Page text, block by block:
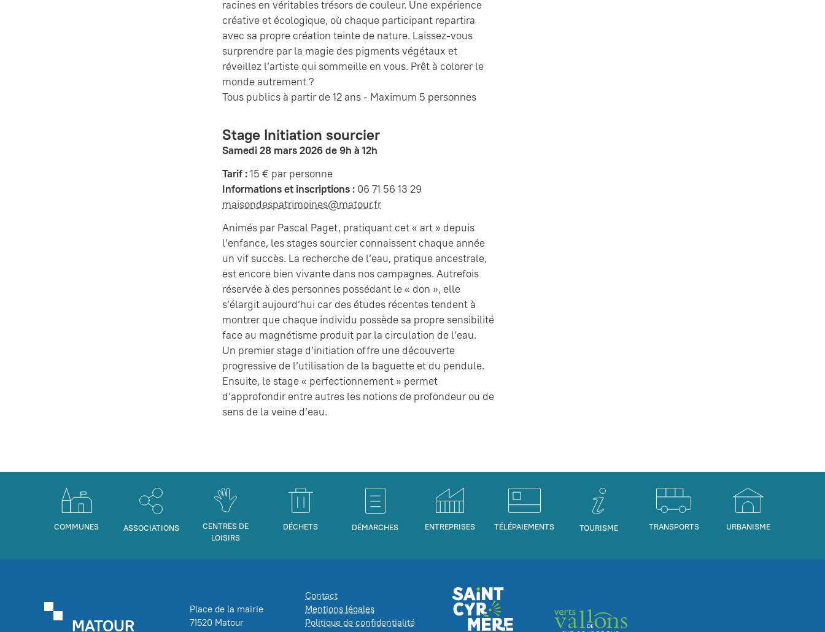
racines en véritables trésors de couleur. Une expérience
créative et écologique, où chaque participant repartira
avec sa propre création teinte de nature. Laissez-vous
surprendre par la magie des pigments végétaux et
réveillez l’artiste qui sommeille en vous. Prêt à colorer le
monde autrement ?
Tous publics à partir de 12 ans - Maximum 5 personnes
Stage Initiation sourcier
Samedi 28 mars 2026 de 9h à 12h
Tarif :15 € par personne
Informations et inscriptions : 06 71 56 13 29
maisondespatrimoines@matour.fr
Animés par Pascal Paget, pratiquant cet « art » depuis
l’enfance, les stages sourcier connaissent chaque année
un vif succès. La recherche de l’eau, pratique ancestrale,
est encore bien vivante dans nos campagnes. Autrefois
réservée à des personnes possédant le « don », elle
s’élargit aujourd’hui car des études récentes tendent à
montrer que chaque individu possède sa propre sensibilité
face au magnétisme produit par la circulation de l’eau.
Un premier stage d’initiation offre une découverte
progressive de l’utilisation de la baguette et du pendule.
Ensuite, le stage « perfectionnement » permet
d’approfondir entre autres les notions de profondeur ou de
sens de la veine d’eau.
COMMUNES ASSOCIATIONS
CENTRES DE
LOISIRS
DÉCHETS DÉMARCHES ENTREPRISES TÉLÉPAIEMENTS TOURISME TRANSPORTS URBANISME
MATOUR
Place de la mairie
71520 Matour
Contact
Mentions légales
Politique de confidentialité